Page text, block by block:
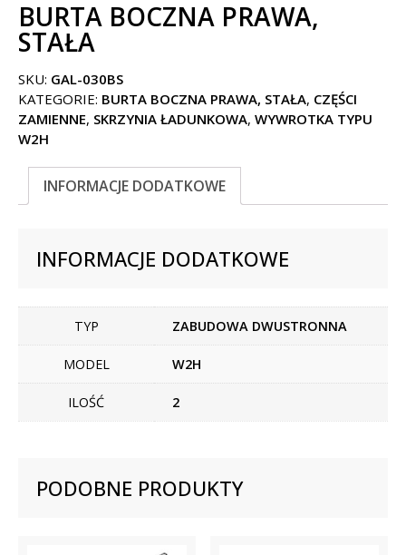
BURTA BOCZNA PRAWA,
STAŁA
SKU: GAL-030BS
KATEGORIE: BURTA BOCZNA PRAWA, STAŁA, CZĘŚCI
ZAMIENNE, SKRZYNIA ŁADUNKOWA, WYWROTKA TYPU
W2H
INFORMACJE DODATKOWE
INFORMACJE DODATKOWE
TYP ZABUDOWA DWUSTRONNA
MODEL W2H
ILOŚĆ 2
PODOBNE PRODUKTY